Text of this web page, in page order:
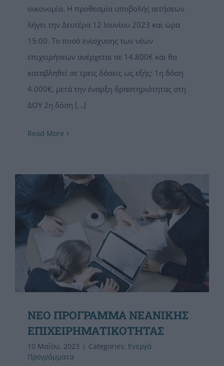
οικονομία. Η προθεσμία υποβολής αιτήσεων
λήγει την Δευτέρα 12 Ιουνίου 2023 και ώρα
15:00. Το ποσό ενίσχυσης των νέων
επιχειρήσεων ανέρχεται σε 14.800€ και θα
καταβληθεί σε τρεις δόσεις ως εξής: 1η δόση
4.000€, μετά την έναρξη δραστηριότητας στη
ΔΟΥ 2η δόση [...]
Read More
ΝΕΟ ΠΡΟΓΡΑΜΜΑ ΝΕΑΝΙΚΗΣ
ΕΠΙΧΕΙΡΗΜΑΤΙΚΟΤΗΤΑΣ
10 Μαΐου, 2023 | Categories: Ενεργά
Προγράμματα